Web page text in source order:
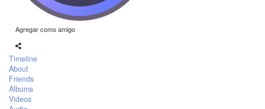
Agregar como amigo
Timeline
About
Friends
Albums
Videos